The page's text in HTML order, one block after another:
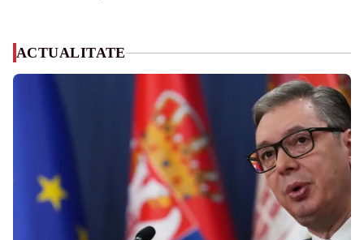
ACTUALITATE